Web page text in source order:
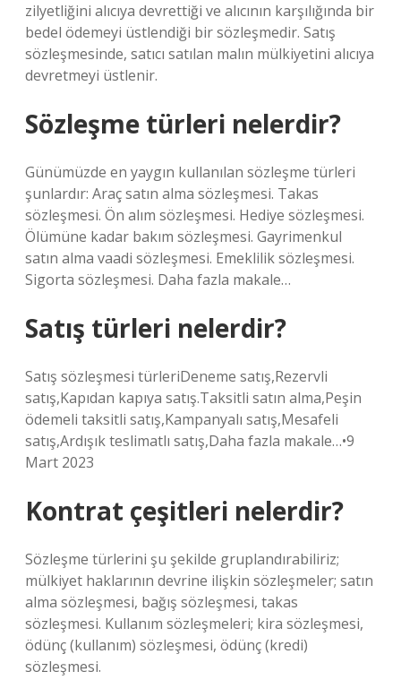
zilyetliğini alıcıya devrettiği ve alıcının karşılığında bir
bedel ödemeyi üstlendiği bir sözleşmedir. Satış
sözleşmesinde, satıcı satılan malın mülkiyetini alıcıya
devretmeyi üstlenir.
Sözleşme türleri nelerdir?
Günümüzde en yaygın kullanılan sözleşme türleri
şunlardır: Araç satın alma sözleşmesi. Takas
sözleşmesi. Ön alım sözleşmesi. Hediye sözleşmesi.
Ölümüne kadar bakım sözleşmesi. Gayrimenkul
satın alma vaadi sözleşmesi. Emeklilik sözleşmesi.
Sigorta sözleşmesi. Daha fazla makale…
Satış türleri nelerdir?
Satış sözleşmesi türleriDeneme satış,Rezervli
satış,Kapıdan kapıya satış.Taksitli satın alma,Peşin
ödemeli taksitli satış,Kampanyalı satış,Mesafeli
satış,Ardışık teslimatlı satış,Daha fazla makale…•9
Mart 2023
Kontrat çeşitleri nelerdir?
Sözleşme türlerini şu şekilde gruplandırabiliriz;
mülkiyet haklarının devrine ilişkin sözleşmeler; satın
alma sözleşmesi, bağış sözleşmesi, takas
sözleşmesi. Kullanım sözleşmeleri; kira sözleşmesi,
ödünç (kullanım) sözleşmesi, ödünç (kredi)
sözleşmesi.